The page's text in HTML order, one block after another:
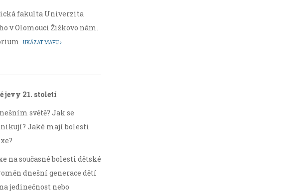
fakulta Univerzita
v Olomouci Žižkovo nám.
UKÁZAT MAPU
jevy 21. století
světě? Jak se
Jaké mají bolesti
na současné bolesti dětské
dnešní generace dětí
jedinečnost nebo